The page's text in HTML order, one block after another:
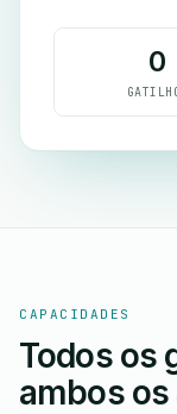
0
CAPACIDADES
Todos os
ambos